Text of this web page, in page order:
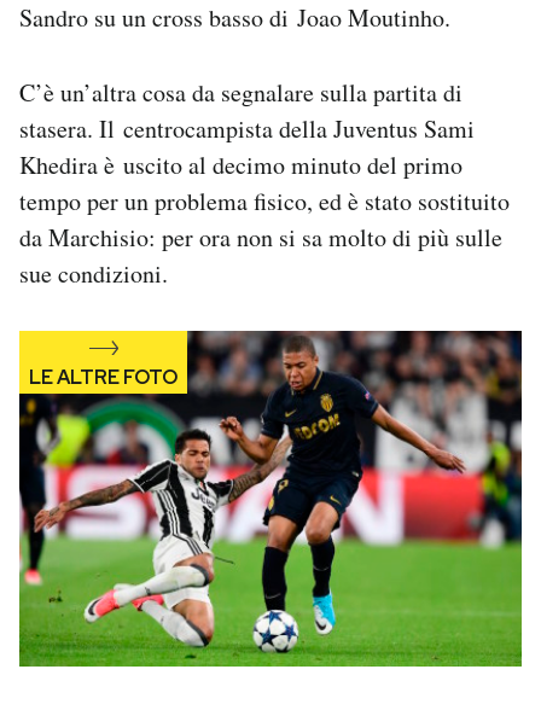
Sandro su un cross basso di Joao Moutinho.
C’è un’altra cosa da segnalare sulla partita di
stasera. Il centrocampista della Juventus Sami
Khedira è uscito al decimo minuto del primo
tempo per un problema fisico, ed è stato sostituito
da Marchisio: per ora non si sa molto di più sulle
sue condizioni.